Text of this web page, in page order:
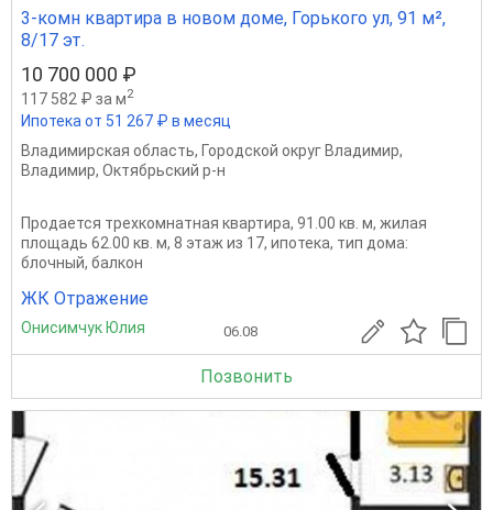
3-комн квартира в новом доме, Горького ул, 91 м²,
8/17 эт.
10 700 000 ₽
117 582 ₽ за м2
Ипотека от 51 267 ₽ в месяц
Владимирская область, Городской округ Владимир,
Владимир, Октябрьский р-н
Продается трехкомнатная квартира, 91.00 кв. м, жилая
площадь 62.00 кв. м, 8 этаж из 17, ипотека, тип дома:
блочный, балкон
ЖК Отражение
Онисимчук Юлия 06.08
Позвонить